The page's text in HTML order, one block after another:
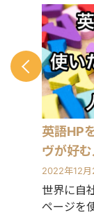
英語HP
ヴが好
2022年12月
世界に自
ページを